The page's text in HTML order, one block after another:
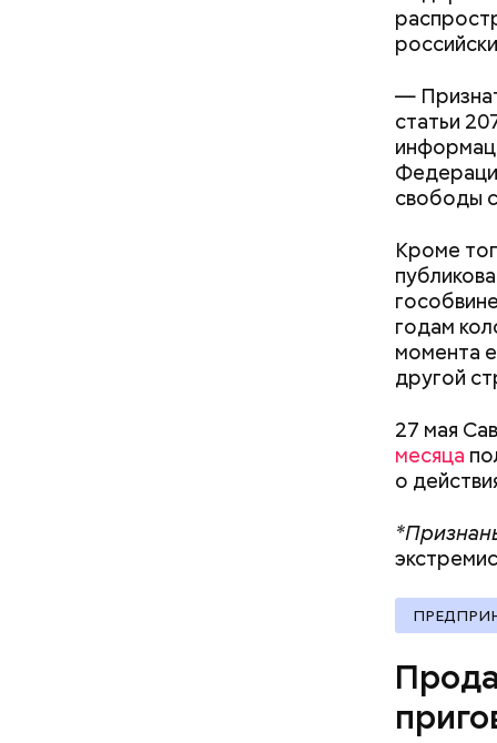
—
статьи
свободы
Кроме
годам
момента
другой
27 мая
месяца
о
Фото:
деньги
счетами.
что
которая
дней
Кто